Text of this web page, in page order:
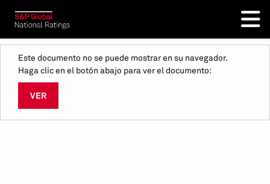
Este documento no se puede mostrar en su navegador.
Haga clic en el botón abajo para ver el documento:
VER